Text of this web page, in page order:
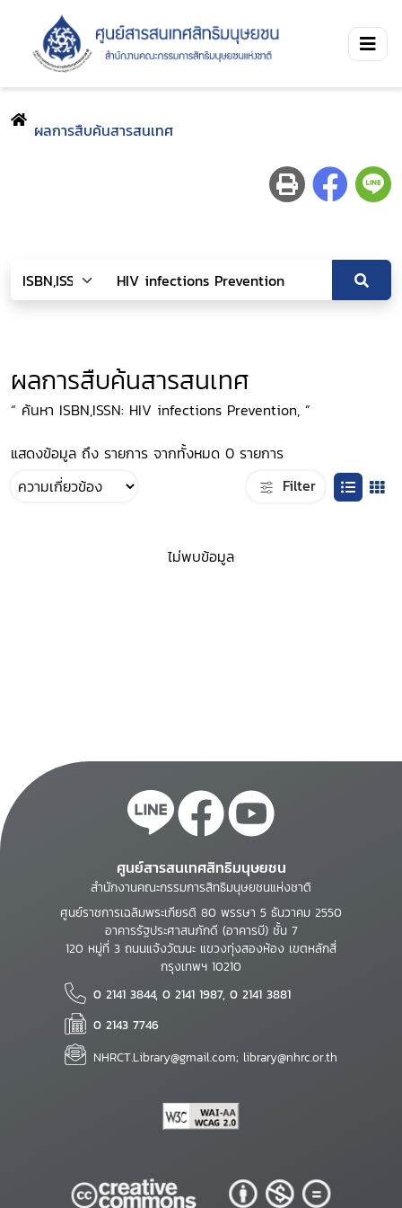
ผลการสืบค้นสารสนเทศ
ผลการสืบค้นสารสนเทศ
“ ค้นหา ISBN,ISSN: HIV infections Prevention, ”
แสดงข้อมูล ถึง รายการ จากทั้งหมด 0 รายการ
Filter
ไม่พบข้อมูล
ศูนย์สารสนเทศสิทธิมนุษยชน
สำนักงานคณะกรรมการสิทธิมนุษยชนแห่งชาติ
ศูนย์ราชการเฉลิมพระเกียรติ 80 พรรษา 5 ธันวาคม 2550
อาคารรัฐประศาสนภักดี (อาคารบี) ชั้น 7
120 หมู่ที่ 3 ถนนแจ้งวัฒนะ แขวงทุ่งสองห้อง เขตหลักสี่
กรุงเทพฯ 10210
0 2141 3844, 0 2141 1987, 0 2141 3881
0 2143 7746
NHRCT.Library@gmail.com; library@nhrc.or.th